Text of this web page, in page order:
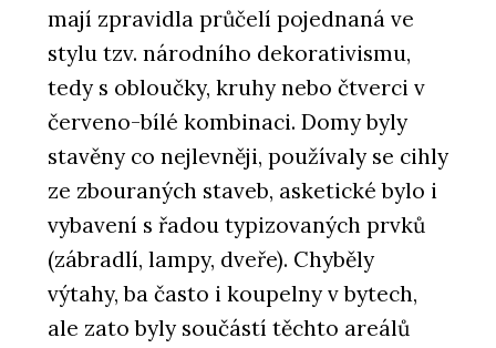
mají zpravidla průčelí pojednaná ve
stylu tzv. národního dekorativismu,
tedy s obloučky, kruhy nebo čtverci v
červeno-bílé kombinaci. Domy byly
stavěny co nejlevněji, používaly se cihly
ze zbouraných staveb, asketické bylo i
vybavení s řadou typizovaných prvků
(zábradlí, lampy, dveře). Chyběly
výtahy, ba často i koupelny v bytech,
ale zato byly součástí těchto areálů